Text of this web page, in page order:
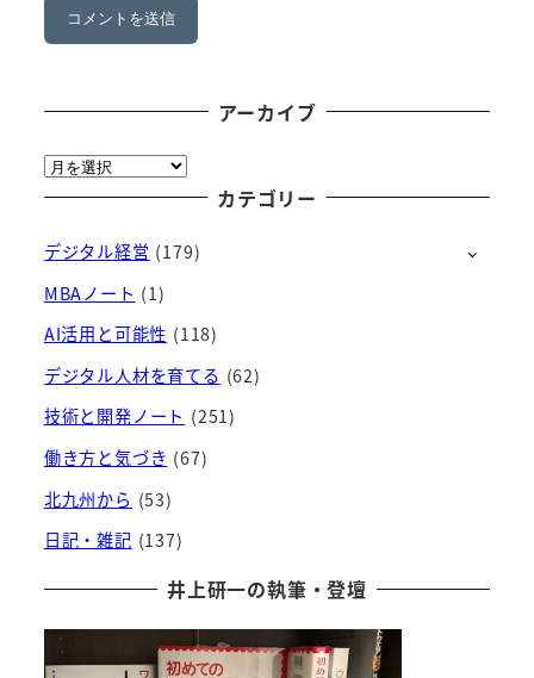
アーカイブ
ア
ー
イ
ブ
カテゴリー
デジタル経営 (179)
MBAノート (1)
AI活用と可能性 (118)
デジタル人材を育てる (62)
技術と開発ノート (251)
働き方と気づき (67)
北九州から (53)
日記・雑記 (137)
井上研一の執筆・登壇